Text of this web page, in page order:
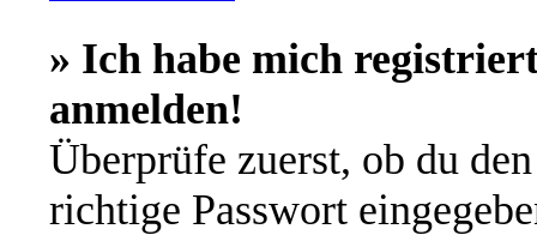
» Ich habe mich
anmelden!
Überprüfe zuerst, ob du
richtige Passwort